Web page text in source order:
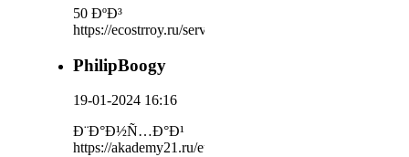
50 ÐºÐ³
https://ecostrroy.ru/services
PhilipBoogy
19-01-2024 16:16
Ð¨Ð°Ð½Ñ…Ð°Ð¹
https://akademy21.ru/eurocosmetic